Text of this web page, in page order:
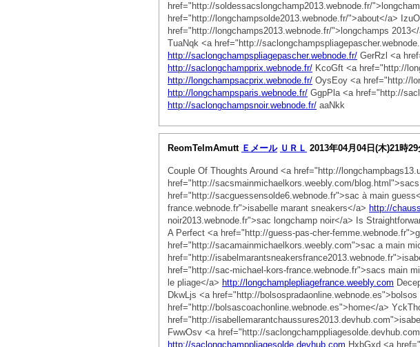
href="http://soldessacslongchamp2013.webnode.fr/
href="http://longchampsolde2013.webnode.fr/">about</a>
href="http://longchamps2013.webnode.fr/">longchamps
TuaNqk <a href="http://
http://saclongchampspliagepascher.webnode.fr/ GerRzl <a
http://saclongchampprix.webnode.fr/ KcoGft <a href="http://
http://longchampsacprix.webnode.fr/ OysEoy <a href="http://
http://longchampsparis.webnode.fr/ GgpPla <a href="http://
http://saclongchampsnoir.webnode.fr/ aaNkk
ReomTelmAmutt Ｅメール ＵＲＬ 2013年04月04日(木)21時
Couple Of Thoughts Around <a href="http://
href="http://sacsmainmichaelkors.weebly.com/
href="http://sacguessensolde6.webnode.fr">sac à main
france.webnode.fr">isabelle marant sneakers</a> http://
noir2013.webnode.fr">sac longchamp noir</a> Is
A Perfect <a href="http://guess-pas-cher-
href="http://sacamainmichaelkors.weebly.com">sac a main
href="http://
href="http://sac-michael-kors-france.webnode.fr">sacs main
le pliage</a> http://longchamplepliagefrance.weebly.com
DkwLjs <a href="http://
href="http://bolsascoachonline.webnode.es">home</a>
href="http://
FwwOsv <a href="http://
http://saclongchamppliagesolde.devhub.com HxbGxd <a